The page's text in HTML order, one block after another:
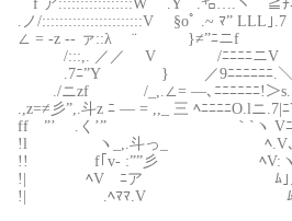
.ノ/:::::::::::::::::::::::V §oﾟ .~ ﾏ”
∠ = -z ‐‐ ァ::λ ¨ }≠”ﾆニf
/:::,. ／／ V /ﾆﾆﾆﾆニV
.7ﾆ”Y } ／9ﾆﾆﾆﾆﾆﾆ.＼
./ニzf /_,.∠= —､ﾆﾆﾆﾆﾆﾆ
.,z=≠彡”,.斗z ﾆ — = ,,_ 三 ﾍﾆﾆ
ff ”’ .く’” ｀`ヽ Vﾆﾆ
!l ヽ_,.斗っ_ ﾍ.V､ﾆﾆ.lニ
!! f｢v- :””彡 ﾍV:ヽム斗 ∠
!| ﾍVゝﾆア ﾑ｣｣ﾆ-“} .l
!| .ﾍﾏﾏ.V ﾑlﾆﾆﾆ